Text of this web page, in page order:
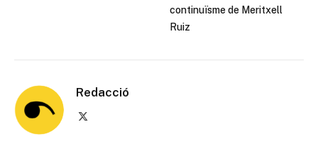
continuïsme de Meritxell
Ruiz
Redacció